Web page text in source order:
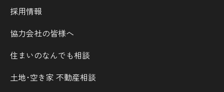
採用情報
協力会社の皆様へ
住まいのなんでも相談
土地･空き家 不動産相談